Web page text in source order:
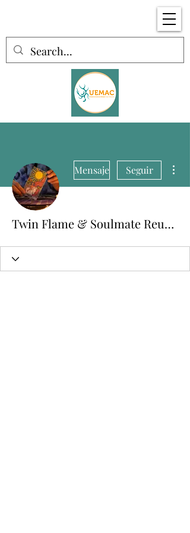
Mensaje Seguir
Twin Flame & Soulmate Reunions 🔥